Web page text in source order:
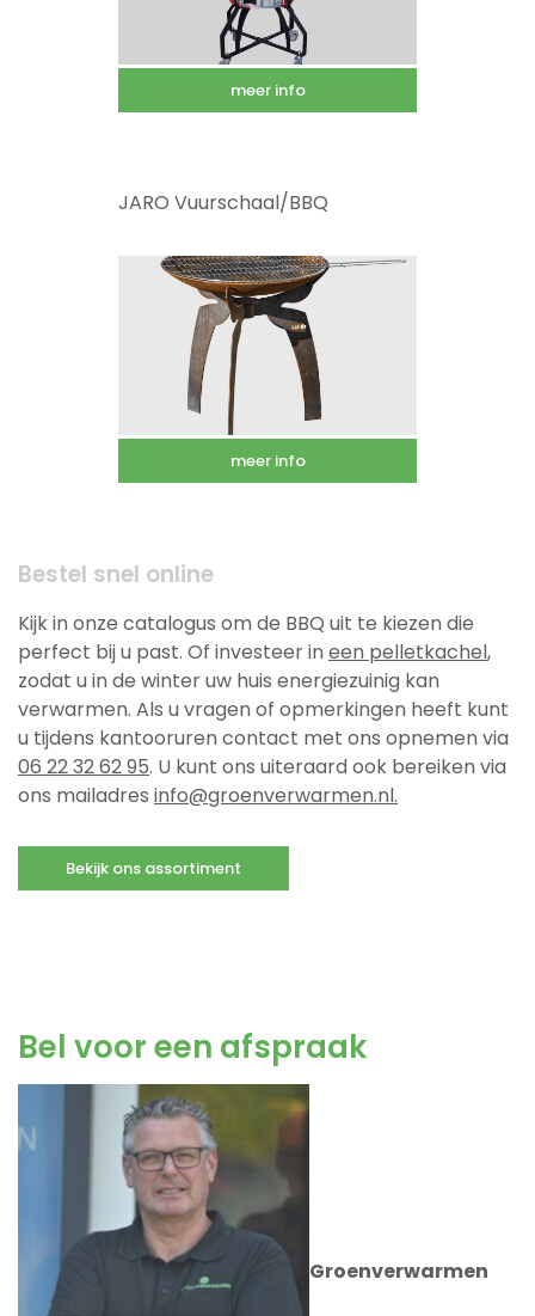
meer info
JARO Vuurschaal/BBQ
meer info
Bestel snel online
Kijk in onze catalogus om de BBQ uit te kiezen die
perfect bij u past. Of investeer in een pelletkachel,
zodat u in de winter uw huis energiezuinig kan
verwarmen. Als u vragen of opmerkingen heeft kunt
u tijdens kantooruren contact met ons opnemen via
06 22 32 62 95. U kunt ons uiteraard ook bereiken via
ons mailadres info@groenverwarmen.nl.
Bekijk ons assortiment
Bel voor een afspraak
Groenverwarmen